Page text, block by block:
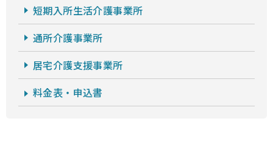
短期入所生活介護事業所
通所介護事業所
居宅介護支援事業所
料金表・申込書